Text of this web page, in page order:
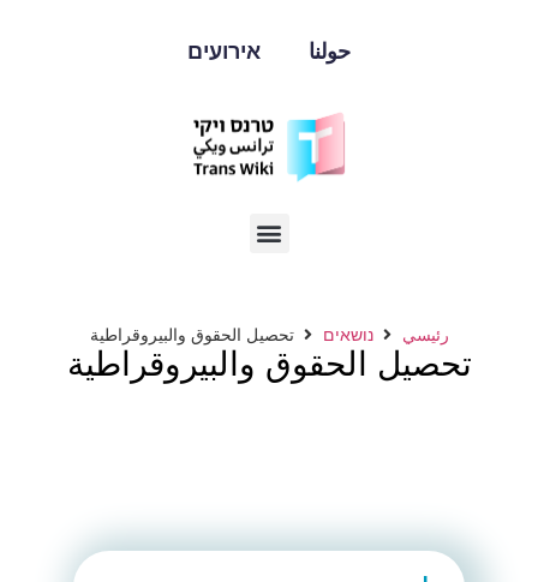
حولنا אירועים
رئيسي נושאים تحصيل الحقوق والبيروقراطية
تحصيل الحقوق والبيروقراطية